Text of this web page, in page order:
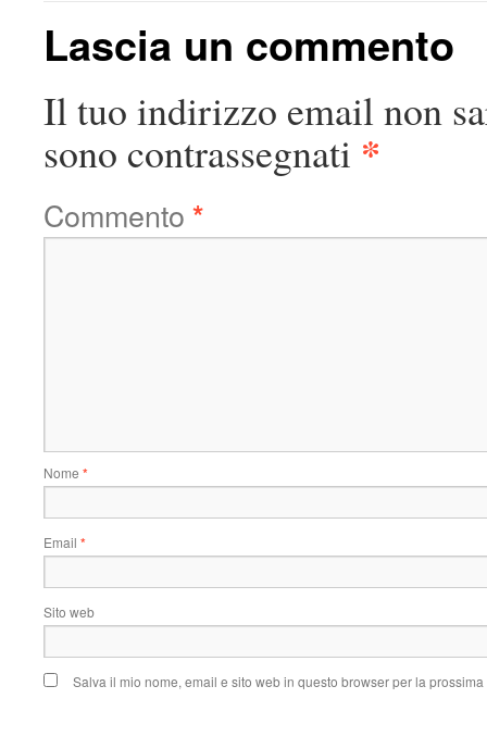
Lascia un commento
Il tuo indirizzo email non
sono contrassegnati *
Commento *
Nome *
Email *
Sito web
Salva il mio nome, email e sito web in questo browser per la